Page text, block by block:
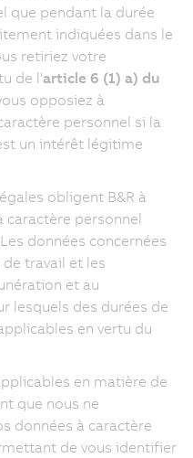
que pendant la durée
indiquées dans le
retiriez votre
de l'article 6 (1) a) du
opposiez à
personnel si la
un intérêt légitime
obligent B&R à
caractère personnel
données concernées
travail et les
et au
lesquels des durées de
en vertu du
en matière de
que nous ne
données à caractère
de vous identifier